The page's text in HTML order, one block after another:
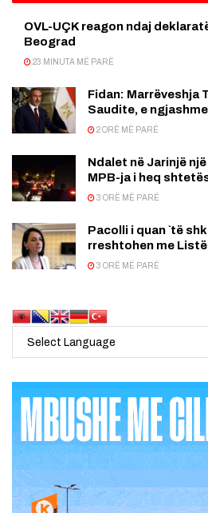
OVL-UÇK reagon ndaj
Beograd
23 MINUTA MË PARË
Fidan: Marrëveshja
Saudite, e
2 ORË MË PARË
Ndalet në Jarinjë
MPB-ja i heq
3 ORË MË PARË
Pacolli i quan `të
rreshtohen me
3 ORË MË PARË